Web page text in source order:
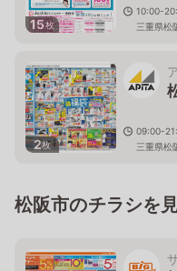
15枚
10:00-
三重県松
2枚
09:00-
三重県松
松阪市のチラシを